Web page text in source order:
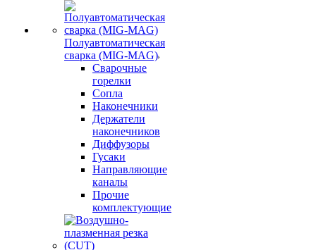
Полуавтоматическая
сварка (MIG-MAG)
Сварочные
горелки
Сопла
Наконечники
Держатели
наконечников
Диффузоры
Гусаки
Направляющие
каналы
Прочие
комплектующие